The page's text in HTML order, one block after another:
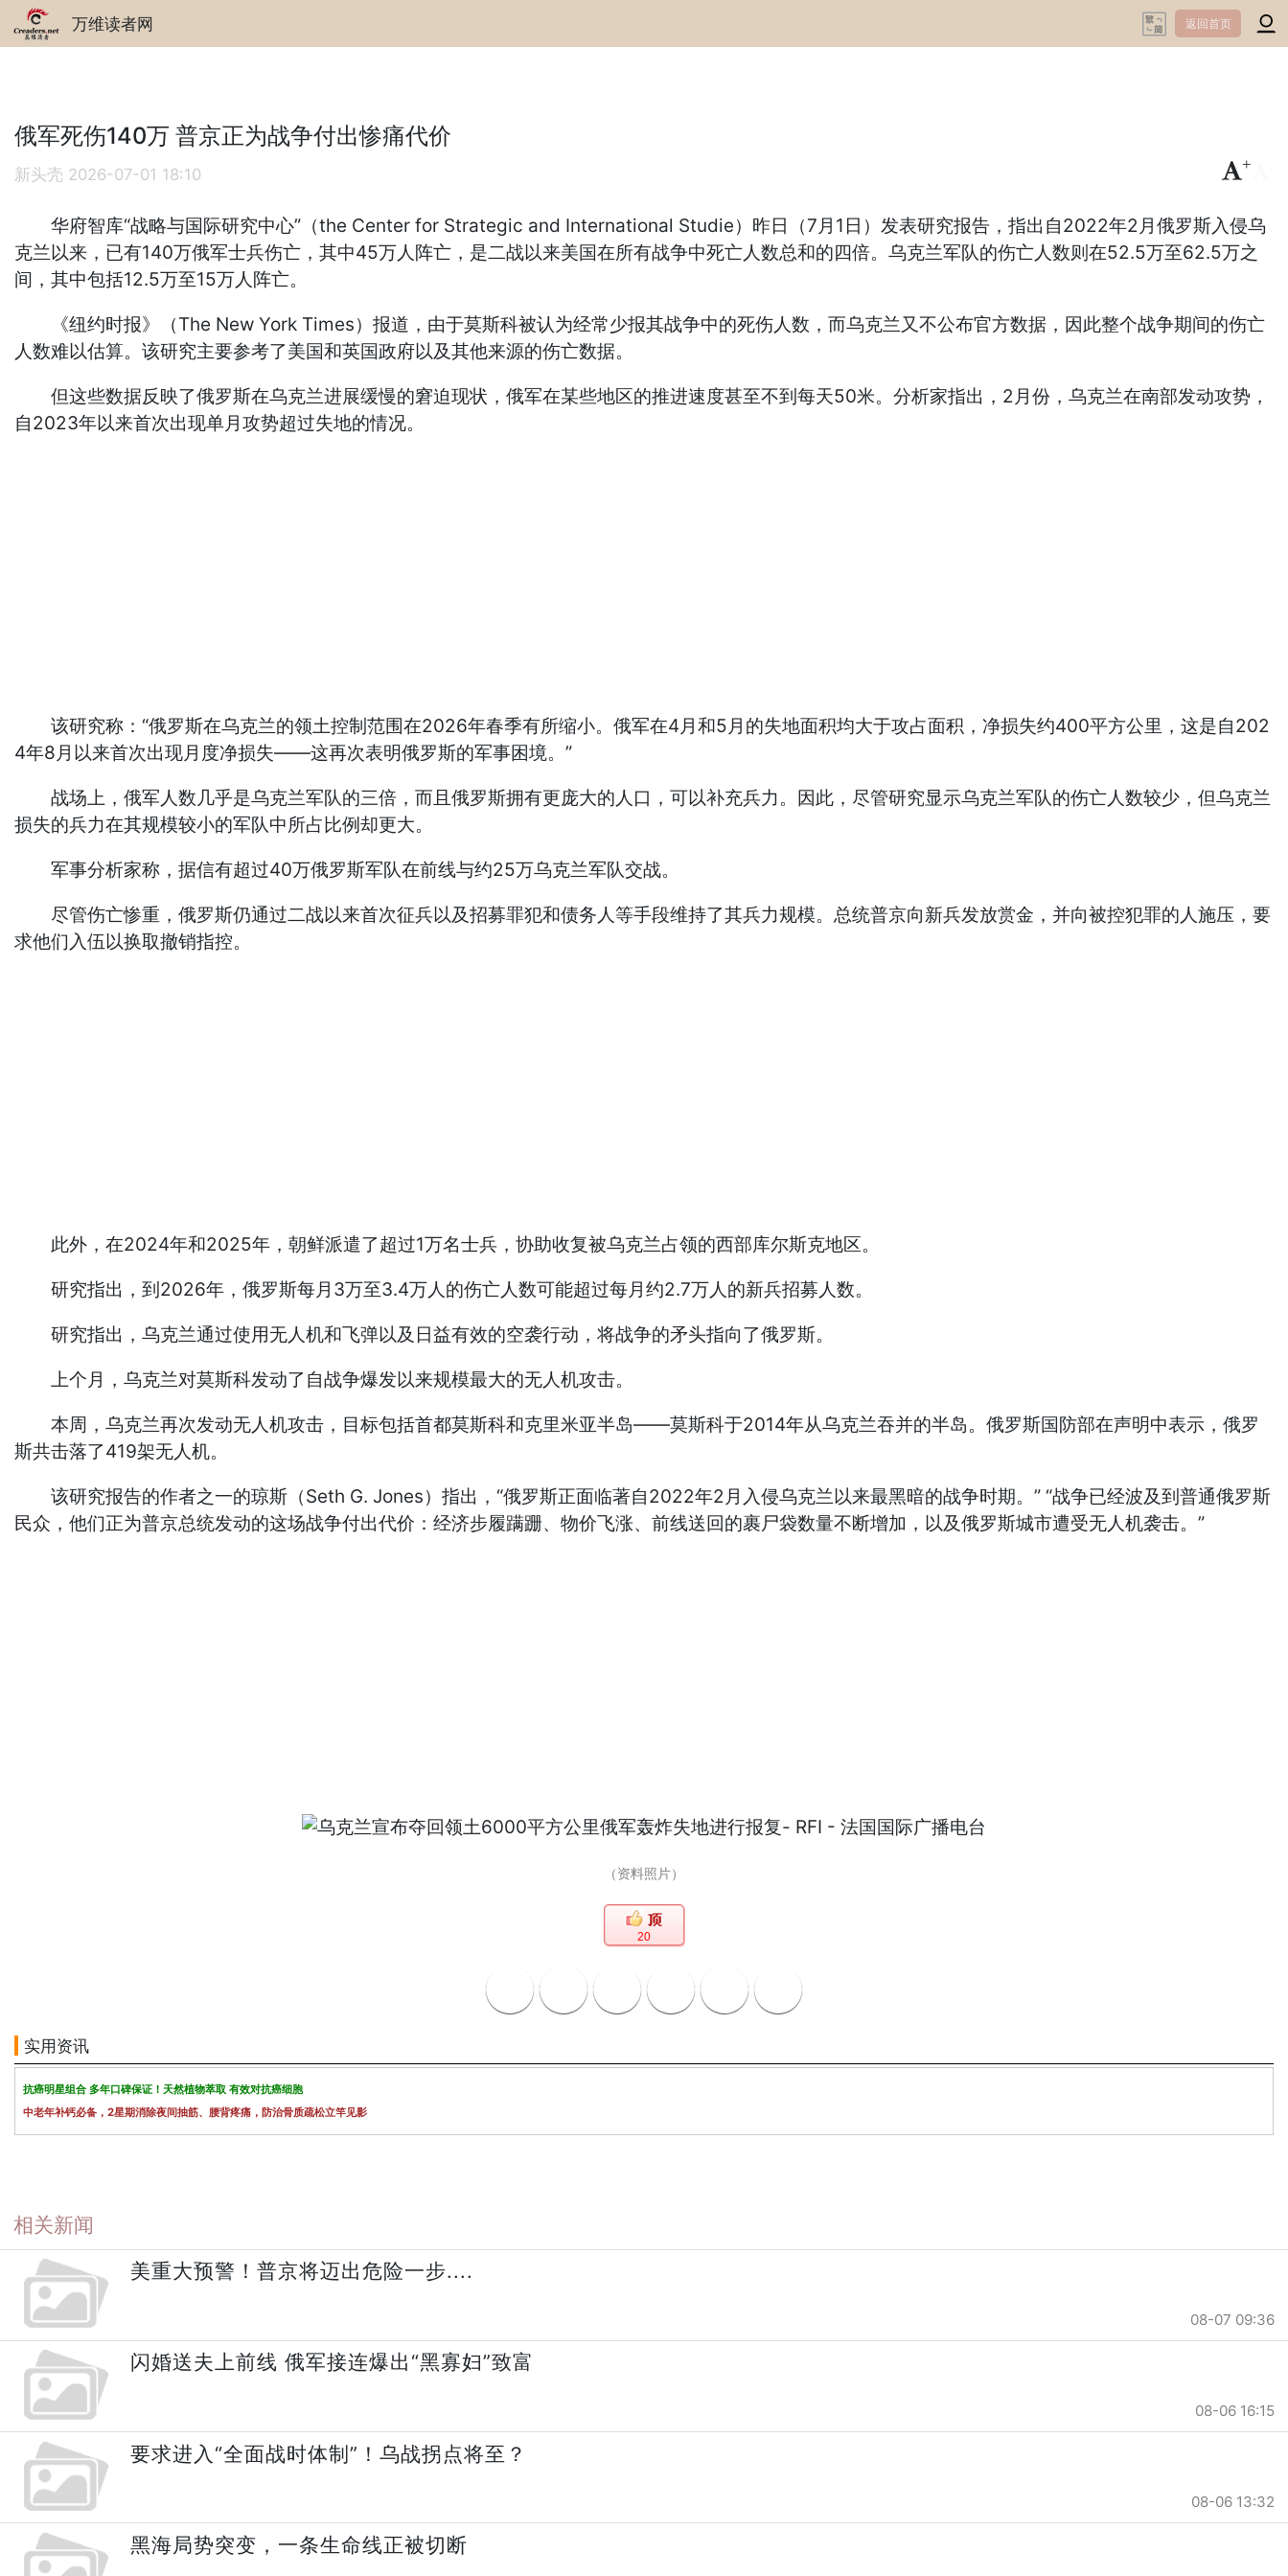
万维读者网 返回首页
俄军死伤140万 普京正为战争付出惨痛代价
新头壳 2026-07-01 18:10
+
华府智库“战略与国际研究中心”（the Center for Strategic and International Studie）昨日（7月1日）发表研究报告，指出自2022年2月俄罗斯入侵乌
克兰以来，已有140万俄军士兵伤亡，其中45万人阵亡，是二战以来美国在所有战争中死亡人数总和的四倍。乌克兰军队的伤亡人数则在52.5万至62.5万之
间，其中包括12.5万至15万人阵亡。
《纽约时报》（The New York Times）报道，由于莫斯科被认为经常少报其战争中的死伤人数，而乌克兰又不公布官方数据，因此整个战争期间的伤亡
人数难以估算。该研究主要参考了美国和英国政府以及其他来源的伤亡数据。
但这些数据反映了俄罗斯在乌克兰进展缓慢的窘迫现状，俄军在某些地区的推进速度甚至不到每天50米。分析家指出，2月份，乌克兰在南部发动攻势，
自2023年以来首次出现单月攻势超过失地的情况。
该研究称：“俄罗斯在乌克兰的领土控制范围在2026年春季有所缩小。俄军在4月和5月的失地面积均大于攻占面积，净损失约400平方公里，这是自202
4年8月以来首次出现月度净损失——这再次表明俄罗斯的军事困境。”
战场上，俄军人数几乎是乌克兰军队的三倍，而且俄罗斯拥有更庞大的人口，可以补充兵力。因此，尽管研究显示乌克兰军队的伤亡人数较少，但乌克兰
损失的兵力在其规模较小的军队中所占比例却更大。
军事分析家称，据信有超过40万俄罗斯军队在前线与约25万乌克兰军队交战。
尽管伤亡惨重，俄罗斯仍通过二战以来首次征兵以及招募罪犯和债务人等手段维持了其兵力规模。总统普京向新兵发放赏金，并向被控犯罪的人施压，要
求他们入伍以换取撤销指控。
此外，在2024年和2025年，朝鲜派遣了超过1万名士兵，协助收复被乌克兰占领的西部库尔斯克地区。
研究指出，到2026年，俄罗斯每月3万至3.4万人的伤亡人数可能超过每月约2.7万人的新兵招募人数。
研究指出，乌克兰通过使用无人机和飞弹以及日益有效的空袭行动，将战争的矛头指向了俄罗斯。
上个月，乌克兰对莫斯科发动了自战争爆发以来规模最大的无人机攻击。
本周，乌克兰再次发动无人机攻击，目标包括首都莫斯科和克里米亚半岛——莫斯科于2014年从乌克兰吞并的半岛。俄罗斯国防部在声明中表示，俄罗
斯共击落了419架无人机。
该研究报告的作者之一的琼斯（Seth G. Jones）指出，“俄罗斯正面临著自2022年2月入侵乌克兰以来最黑暗的战争时期。” “战争已经波及到普通俄罗斯
民众，他们正为普京总统发动的这场战争付出代价：经济步履蹒跚、物价飞涨、前线送回的裹尸袋数量不断增加，以及俄罗斯城市遭受无人机袭击。”
（资料照片）
20
实用资讯
抗癌明星组合 多年口碑保证！天然植物萃取 有效对抗癌细胞
中老年补钙必备，2星期消除夜间抽筋、腰背疼痛，防治骨质疏松立竿见影
相关新闻
美重大预警！普京将迈出危险一步....
08-07 09:36
闪婚送夫上前线 俄军接连爆出“黑寡妇”致富
08-06 16:15
要求进入“全面战时体制”！乌战拐点将至？
08-06 13:32
黑海局势突变，一条生命线正被切断